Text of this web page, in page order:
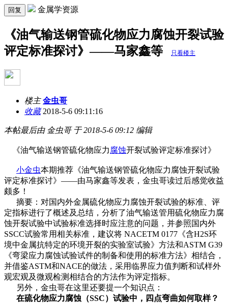
回复 金属学资源
《油气输送钢管硫化物应力腐蚀开裂试验
评定标准探讨》——马家鑫等
只看楼主
楼主 金虫哥
收藏2018-5-6 09:11:16
本帖最后由 金虫哥 于 2018-5-6 09:12 编辑
《油气输送钢管硫化物应力 腐蚀开裂试验评定标准探讨》
小金虫本期推荐《油气输送钢管硫化物应力腐蚀开裂试验
评定标准探讨》——由马家鑫等发表，金虫哥读过后感觉收益
颇多！
摘要：对国内外金属硫化物应力腐蚀开裂试验的标准、评
定指标进行了概述及总结，分析了油气输送管用硫化物应力腐
蚀开裂试验中试验标准选择时应注意的问题，并参照国内外
SSCC试验常用相关标准，建议将 NACETM 0177《含H2S环
境中金属抗特定的环境开裂的实验室试验》方法和ASTM G39
《弯梁应力腐蚀试验试件的制备和使用的标准方法》相结合，
并借鉴ASTM和NACE的做法，采用临界应力值判断和试样外
观宏观及微观检测相结合的方法作为评定指标。
另外，金虫哥在这里还要提一个知识点：
在硫化物应力腐蚀（SSC）试验中，四点弯曲如何取样？